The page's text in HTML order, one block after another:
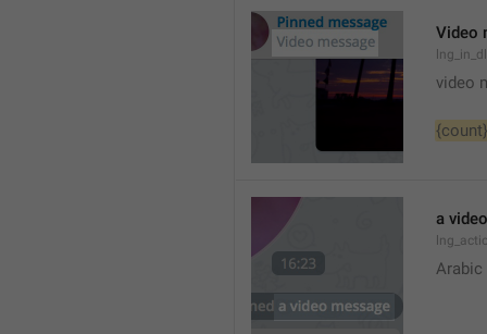
Video
video
{count}
a
Arabic